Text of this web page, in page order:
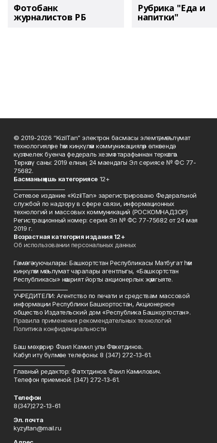
Фотобанк
журналистов РБ
Рубрика "Еда и
напитки"
© 2019-2026 “KizilTan” электрон басмасы элемтә, мәгълүмат
технологияләре һәм киңкүләм коммуникацияләр өлкәсендә
күзәтчелек буенча федераль хезмәт тарафыннан теркәлгән.
Теркәлү саны: 2019 елның 24 маендагы Эл сериясе № ФС 77-
75682.
Басманың яшь категориясе12+
Сетевое издание «KizilTan» зарегистрировано Федеральной
службой по надзору в сфере связи, информационных
технологий и массовых коммуникаций (РОСКОМНАДЗОР)
Регистрационный номер: серия Эл № ФС 77-75682 от 24 мая
2019 г.
Возрастная категория издания 12+
Об использовании персональных данных
Гамәлгә куючылары: Башкортстан Республикасы Матбугат һәм
киңкүләм мәгълүмат чаралары агентлыгы, «Башкортстан
Республикасы» нәшрият йорты акционерлык җәмгыяте.
УЧРЕДИТЕЛИ: Агентство по печати и средствам массовой
информации Республики Башкортостан, Акционерное
общество Издательский дом «Республика Башкортостан».
Правила применения рекомендательных технологий
Политика конфиденциальности
Баш мөхәррир Фаил Камил улы Фәтхетдинов.
Кабул итү бүлмәсе телефоны: 8 (347) 272-13-61.
Главный редактор: Фатхтдинов Фаил Камилович.
Телефон приемной: (347) 272-13-61.
Телефон
8(347)272-13-61
Эл. почта
kyzyltan@mail.ru